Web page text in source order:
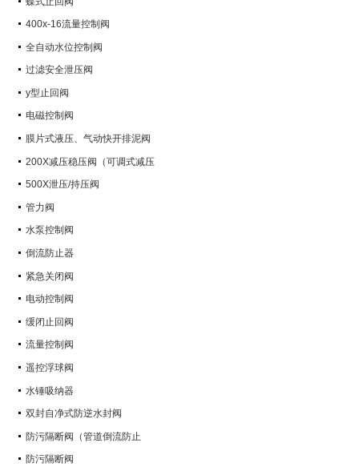
400x-16流量控制阀
全自动水位控制阀
过滤安全泄压阀
y型止回阀
电磁控制阀
膜片式液压、气动快开排泥阀
200X减压稳压阀（可调式减压
阀）
500X泄压/持压阀
管力阀
水泵控制阀
倒流防止器
紧急关闭阀
电动控制阀
缓闭止回阀
流量控制阀
遥控浮球阀
水锤吸纳器
双封自净式防逆水封阀
防污隔断阀（管道倒流防止
防污隔断阀